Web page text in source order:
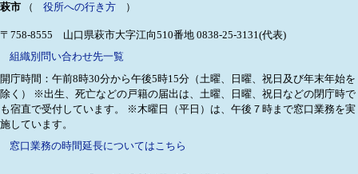
萩市 （ 役所への行き方 ）
〒758-8555 山口県萩市大字江向510番地 0838-25-3131(代表)
組織別問い合わせ先一覧
開庁時間：午前8時30分から午後5時15分（土曜、日曜、祝日及び年末年始を
除く）
※出生、死亡などの戸籍の届出は、土曜、日曜、祝日などの閉庁時で
も宿直で受付しています。
※木曜日（平日）は、午後７時まで窓口業務を実
施しています。
窓口業務の時間延長についてはこちら